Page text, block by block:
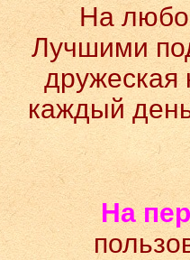
На
Лучшими
дружеская
каждый
На